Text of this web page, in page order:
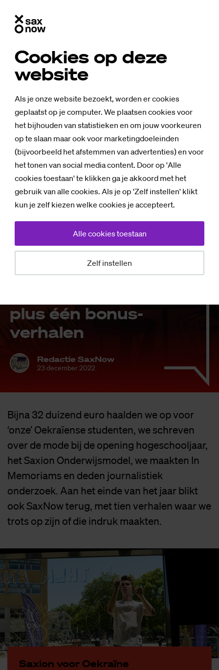
Cookies op deze
website
Als je onze website bezoekt, worden er cookies
geplaatst op je computer. We plaatsen cookies voor
het bijhouden van statistieken en om jouw voorkeuren
op te slaan maar ook voor marketingdoeleinden
(bijvoorbeeld het afstemmen van advertenties) en voor
het tonen van social media content. Door op 'Alle
cookies toestaan' te klikken ga je akkoord met het
gebruik van alle cookies. Als je op 'Zelf instellen' klikt
kun je zelf kiezen welke cookies je accepteert.
Zelf instellen
Alle cookies toestaan
Achtergrond
Te­rug­blik: Dit
plus één bo­nus­
ver­ha­len
Redactie SaxNow
23 december 2022
Bijna 32 duizend euro haalden we op voor
‘onze’ Oekraïense studenten, we schreven
over de mode bij de opening hogeschooljaar,
het Saxion Onderwijsmodel, we maakten In
Memoriams en deden journalistiek
onderzoek. Aan het einde van het jaar blikt
ook SaxNow terug, met tien verhalen waar we
trots op zijn of die indruk maakten.
Saxi­on voor Oek­ra­ï­ne